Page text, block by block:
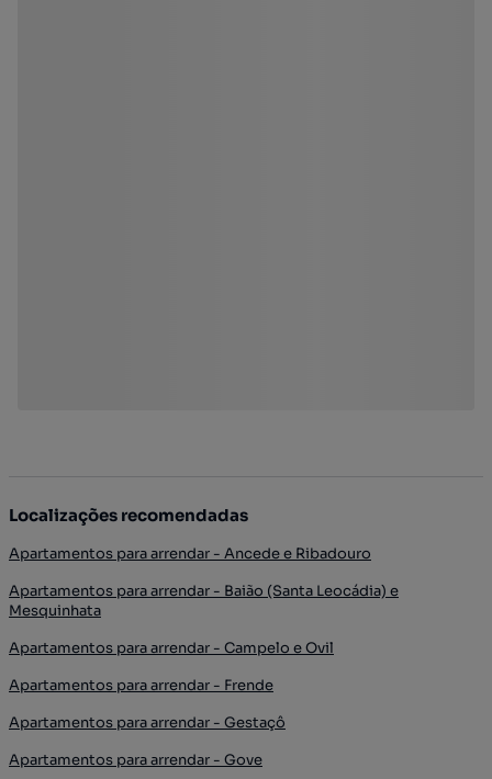
Localizações recomendadas
Apartamentos para arrendar - Ancede e Ribadouro
Apartamentos para arrendar - Baião (Santa Leocádia) e
Mesquinhata
Apartamentos para arrendar - Campelo e Ovil
Apartamentos para arrendar - Frende
Apartamentos para arrendar - Gestaçô
Apartamentos para arrendar - Gove